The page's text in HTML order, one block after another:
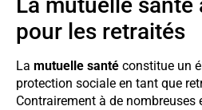
La mutuelle santé
pour les retraités
La mutuelle santé constitue un
protection sociale en tant que
Contrairement à de nombreuses